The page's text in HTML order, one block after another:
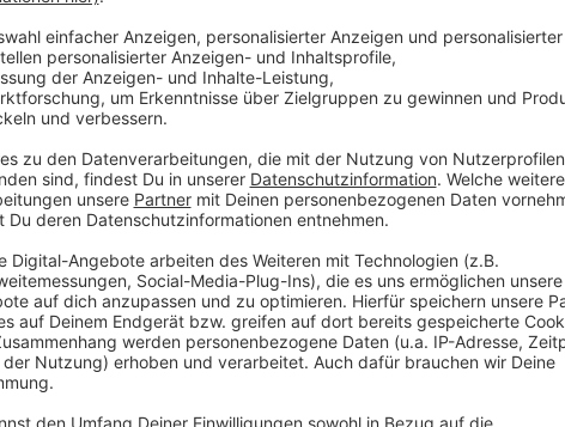
Ganz besondere Vorsicht gelte wegen des Sturms
Anzeige
Weitere Infos und Links zum Thema
Anzeige